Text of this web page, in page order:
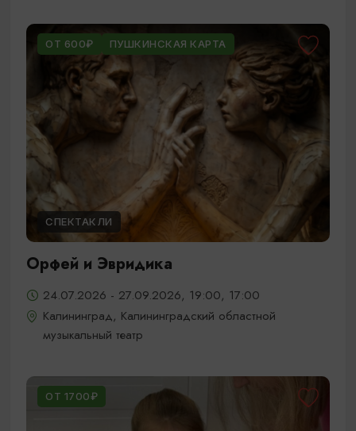
ОТ 600₽ ПУШКИНСКАЯ КАРТА
СПЕКТАКЛИ
Орфей и Эвридика
24.07.2026 - 27.09.2026, 19:00, 17:00
Калининград, Калининградский областной
музыкальный театр
ОТ 1700₽